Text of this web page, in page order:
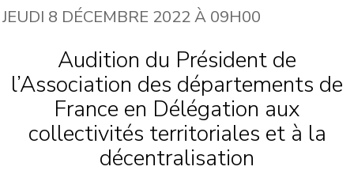
JEUDI 8 DÉCEMBRE 2022 À 09H00
Audition du Président de
l’Association des départements de
France en Délégation aux
collectivités territoriales et à la
décentralisation